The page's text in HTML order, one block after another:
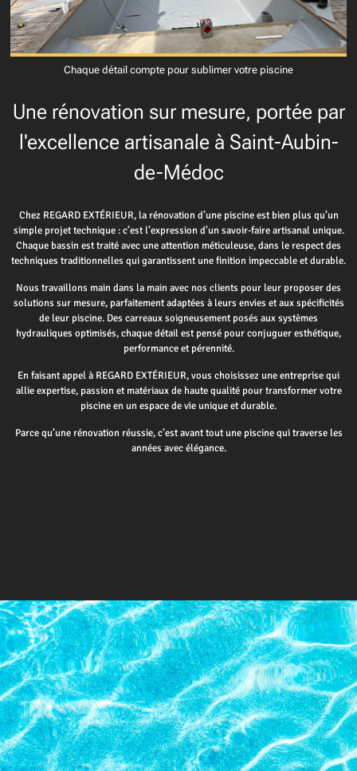
Chaque détail compte pour sublimer votre piscine
Une rénovation sur mesure, portée par
l'excellence artisanale à Saint-Aubin-
de-Médoc
Chez REGARD EXTÉRIEUR, la rénovation d’une piscine est bien plus qu’un
simple projet technique : c’est l’expression d’un savoir-faire artisanal unique.
Chaque bassin est traité avec une attention méticuleuse, dans le respect des
techniques traditionnelles qui garantissent une finition impeccable et durable.
Nous travaillons main dans la main avec nos clients pour leur proposer des
solutions sur mesure, parfaitement adaptées à leurs envies et aux spécificités
de leur piscine. Des carreaux soigneusement posés aux systèmes
hydrauliques optimisés, chaque détail est pensé pour conjuguer esthétique,
performance et pérennité.
En faisant appel à REGARD EXTÉRIEUR, vous choisissez une entreprise qui
allie expertise, passion et matériaux de haute qualité pour transformer votre
piscine en un espace de vie unique et durable.
Parce qu’une rénovation réussie, c’est avant tout une piscine qui traverse les
années avec élégance.